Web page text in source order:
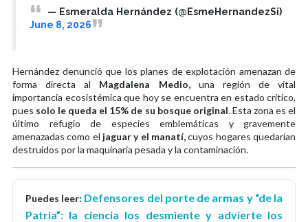
— Esmeralda Hernández (@EsmeHernandezSi)
June 8, 2026
Hernández denunció que los planes de explotación amenazan de
forma directa al Magdalena Medio,una región de vital
importancia ecosistémica que hoy se encuentra en estado crítico,
pues solo le queda el 15% de su bosque original. Esta zona es el
último refugio de especies emblemáticas y gravemente
amenazadas como el jaguar y el manatí,cuyos hogares quedarían
destruidos por la maquinaria pesada y la contaminación.
Puedes leer: Defensores del porte de armas y “de la
Patria”: la ciencia los desmiente y advierte los